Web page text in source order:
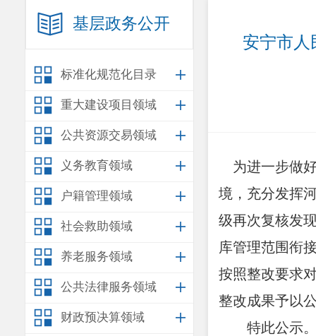
基层政务公开
标准化规范化目录
重大建设项目领域
公共资源交易领域
义务教育领域
户籍管理领域
社会救助领域
养老服务领域
公共法律服务领域
财政预决算领域
安宁市人
为进一步做
境，充分发挥
级再次复核发
库管理范围衔
按照整改要求
整改成果予以
特此公示